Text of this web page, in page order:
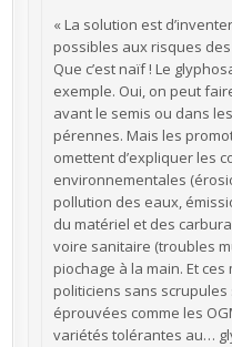
« La solution est
possibles aux risques des
Que c’est naïf ! Le
exemple. Oui, on peut
avant le semis ou dans
pérennes. Mais les
omettent d’expliquer les
environnementales
pollution des eaux,
du matériel et des
voire sanitaire (troubles
piochage à la main. Et
politiciens sans
éprouvées comme les
variétés tolérantes au…